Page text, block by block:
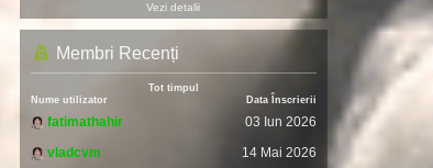
Vezi detalii
Membri Recenți
Tot timpul
Nume utilizator
Data Înscrierii
fatimathahir
03 Iun 2026
vladcvm
14 Mai 2026